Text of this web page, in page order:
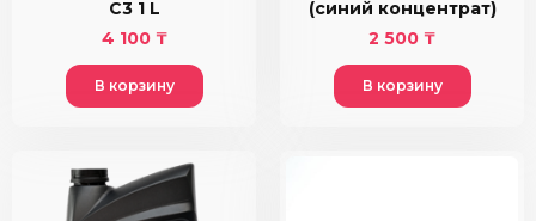
C3 1 L
4 100 ₸
В корзину
(синий концентрат)
2 500 ₸
В корзину